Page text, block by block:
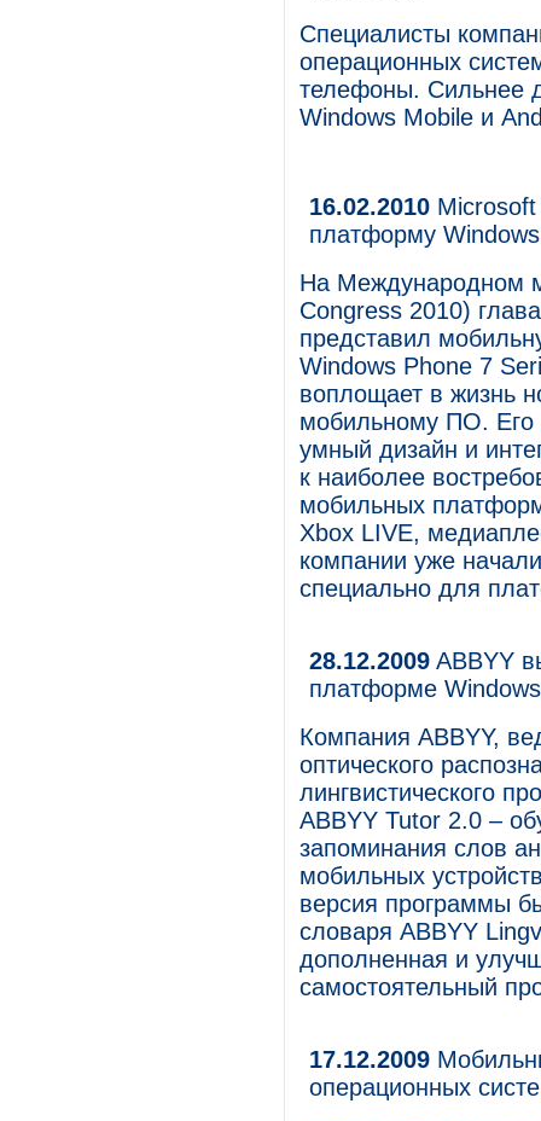
Специалисты
операционных
телефоны. Сильнее
Windows Mobile и
16.02.2010
платформу
На Международном
Congress 2010)
представил
Windows Phone 7
воплощает в жизнь
мобильному ПО. Его
умный дизайн и
к наиболее
мобильных
Xbox LIVE,
компании уже
специально для
28.12.2009 ABBYY
платформе
Компания ABBYY,
оптического
лингвистического
ABBYY Tutor 2.0 –
запоминания слов
мобильных
версия программы
словаря ABBYY
дополненная и
самостоятельный
17.12.2009
операционных